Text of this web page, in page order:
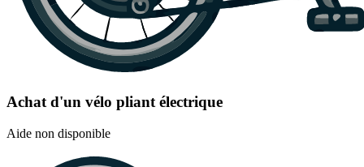
Achat d'un vélo pliant électrique
Aide non disponible